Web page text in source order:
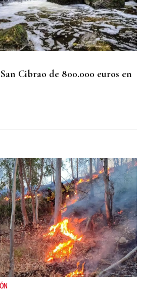
Cibrao de 800.000 euros en
Cibrao das Viñas por el
y un turismo